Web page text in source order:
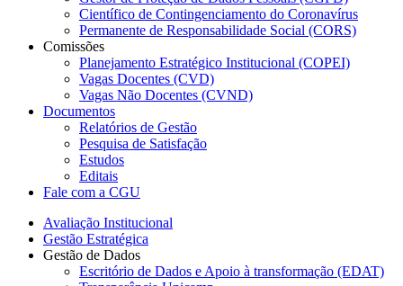
Científico de Contingenciamento do Coronavírus
Permanente de Responsabilidade Social (CORS)
Comissões
Planejamento Estratégico Institucional (COPEI)
Vagas Docentes (CVD)
Vagas Não Docentes (CVND)
Documentos
Relatórios de Gestão
Pesquisa de Satisfação
Estudos
Editais
Fale com a CGU
Avaliação Institucional
Gestão Estratégica
Gestão de Dados
Escritório de Dados e Apoio à transformação (EDAT)